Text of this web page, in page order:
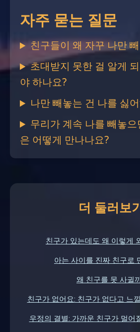
자주 묻는 질문
친구들이 왜 자꾸 나만
초대받지 못한 걸 알게
야 하나요?
나만 빼놓는 건 나를 싫
무리가 계속 나를 빼놓
은 어떻게 만나나요?
더 둘러보기
친구가 있는데도 왜 이렇게
아는 사이를 진짜 친구로
왜 친구를 못 사귈
친구가 없어요: 친구가 없다고 느
우정의 결별: 가까운 친구가 멀어